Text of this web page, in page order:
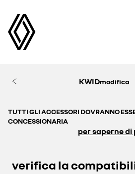
KWIDmodifica
TUTTI GLI ACCESSORI DOVRANNO
CONCESSIONARIA
per saperne di
verifica la